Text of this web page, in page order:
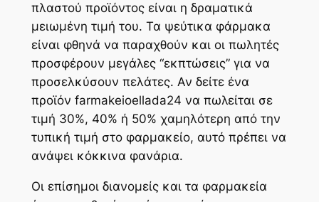
πλαστού προϊόντος είναι η δραματικά
μειωμένη τιμή του. Τα ψεύτικα φάρμακα
είναι φθηνά να παραχθούν και οι πωλητές
προσφέρουν μεγάλες “εκπτώσεις” για να
προσελκύσουν πελάτες. Αν δείτε ένα
προϊόν farmakeioellada24 να πωλείται σε
τιμή 30%, 40% ή 50% χαμηλότερη από την
τυπική τιμή στο φαρμακείο, αυτό πρέπει να
ανάψει κόκκινα φανάρια.
Οι επίσημοι διανομείς και τα φαρμακεία